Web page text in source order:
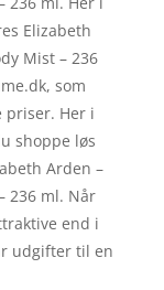
Elizabeth
Mist – 236
som
priser. Her i
shoppe løs
Arden –
236 ml. Når
end i
udgifter til en